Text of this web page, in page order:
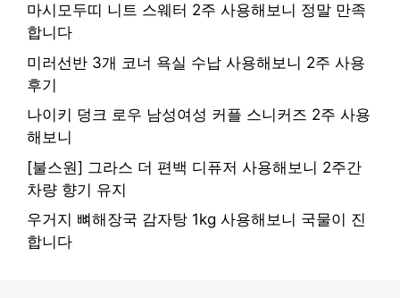
마시모두띠 니트 스웨터 2주 사용해보니 정말 만족
합니다
미러선반 3개 코너 욕실 수납 사용해보니 2주 사용
후기
나이키 덩크 로우 남성여성 커플 스니커즈 2주 사용
해보니
[불스원] 그라스 더 편백 디퓨저 사용해보니 2주간
차량 향기 유지
우거지 뼈해장국 감자탕 1kg 사용해보니 국물이 진
합니다